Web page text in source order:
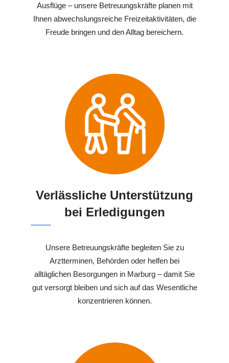
Ausflüge – unsere Betreuungskräfte planen mit
Ihnen abwechslungsreiche Freizeitaktivitäten, die
Freude bringen und den Alltag bereichern.
Verlässliche Unterstützung
bei Erledigungen
Unsere Betreuungskräfte begleiten Sie zu
Arztterminen, Behörden oder helfen bei
alltäglichen Besorgungen in Marburg – damit Sie
gut versorgt bleiben und sich auf das Wesentliche
konzentrieren können.